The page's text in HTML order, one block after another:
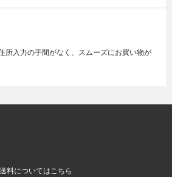
所入力の手間がなく、スムーズにお買い物が
送料についてはこちら